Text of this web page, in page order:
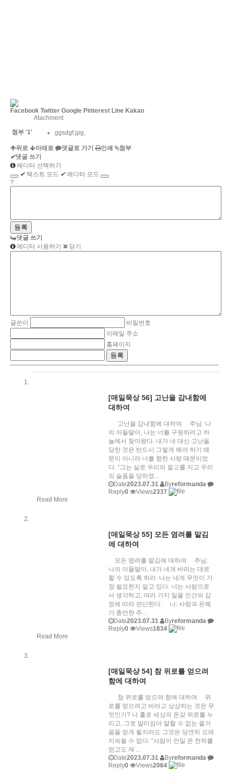
Facebook Twitter Google Pinterest Line Kakao
Atachment
첨부 '1' ggsdgf.jpg,
위로 아래로 댓글로 가기 인쇄
첨부
✔댓글 쓰기
에디터 선택하기
✔ 텍스트 모드 ✔에디터 모드
?
댓글 쓰기
에디터 사용하기
닫기
글쓴이
비밀번호
이메일 주소
홈페이지
[매일묵상 56] 고난을 감내함에
대하여
고난을 감내함에 대하여 주님: 나
의 아들딸아, 나는 너를 구원하려고 하
늘에서 찾아왔다. 내가 네 대신 고난을
당한 것은 반드시 그렇게 해야 하기 때
문이 아니라 너를 향한 사랑 때문이었
다. “그는 실로 우리의 질고를 지고 우리
의 슬픔을 당하였...
Date2023.07.31 Byreformanda
Reply0 Views2337
Read More
[매일묵상 55] 모든 염려를 맡김
에 대하여
모든 염려를 맡김에 대하여 주님:
나의 아들딸아, 내가 네게 바라는 대로
할 수 있도록 하라. 나는 네게 무엇이 가
장 필요한지 알고 있다. 너는 사람으로
서 생각하고, 여러 가지 일을 인간의 감
정에 따라 판단한다. 나: 사랑과 은혜
가 충만한 주...
Date2023.07.31 Byreformanda
Reply0 Views1834
Read More
[매일묵샹 54] 참 위로를 얻으려
함에 대하여
참 위로를 얻으려 함에 대하여 위
로를 얻으려고 바라고 상상하는 것은 무
엇인가? 나 홀로 세상의 온갖 위로를 누
리고, 그로 말미암아 말할 수 없는 즐거
움을 얻게 될지라도 그것은 당연히 오래
지속될 수 없다. “사람이 만일 온 천하를
얻고도 제 ...
Date2023.07.31 Byreformanda
Reply0 Views2064